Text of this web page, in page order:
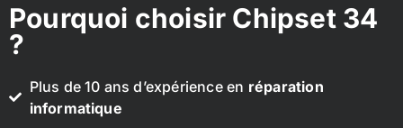
Pourquoi choisir Chipset 34
?
Plus de 10 ans d’expérience en réparation
informatique